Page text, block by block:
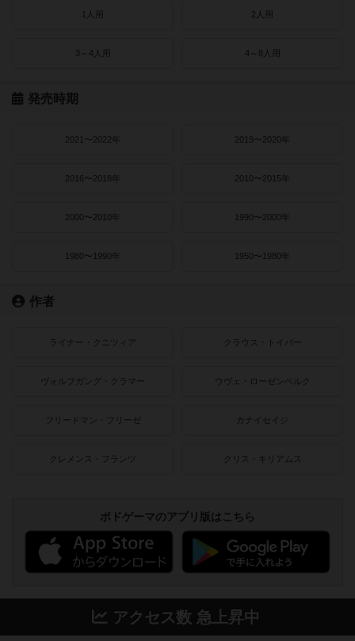
1人用 2人用
3～4人用 4～8人用
発売時期
2021〜2022年 2019〜2020年
2016〜2018年 2010〜2015年
2000〜2010年 1990〜2000年
1980〜1990年 1950〜1980年
作者
ライナー・クニツィア クラウス・トイバー
ヴォルフガング・クラマー ウヴェ・ローゼンベルク
フリードマン・フリーゼ カナイセイジ
クレメンス・フランツ クリス・キリアムス
ボドゲーマのアプリ版はこちら
アクセス数 急上昇中